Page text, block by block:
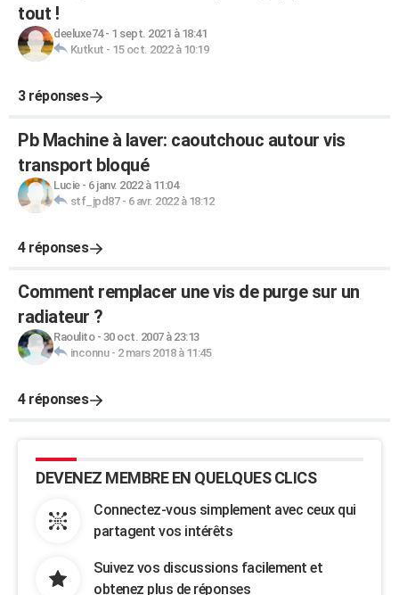
tout !
deeluxe74- 1 sept. 2021 à 18:41
Kutkut - 15 oct. 2022 à 10:19
3 réponses
Pb Machine à laver: caoutchouc autour vis
transport bloqué
Lucie- 6 janv. 2022 à 11:04
stf_jpd87- 6 avr. 2022 à 18:12
4 réponses
Comment remplacer une vis de purge sur un
radiateur ?
Raoulito- 30 oct. 2007 à 23:13
inconnu- 2 mars 2018 à 11:45
4 réponses
DEVENEZ MEMBRE EN QUELQUES CLICS
Connectez-vous simplement avec ceux qui
partagent vos intérêts
Suivez vos discussions facilement et
obtenez plus de réponses